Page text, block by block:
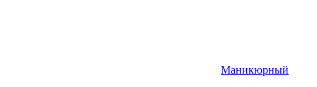
Маникюрный